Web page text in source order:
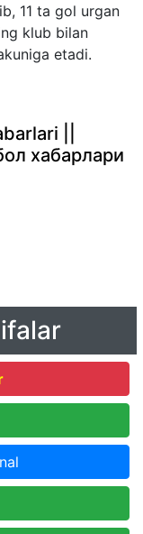
11 ta gol urgan
klub bilan
etadi.
||
хабарлари